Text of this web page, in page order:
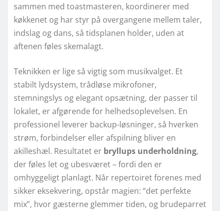
sammen med toastmasteren, koordinerer med
køkkenet og har styr på overgangene mellem taler,
indslag og dans, så tidsplanen holder, uden at
aftenen føles skemalagt.
Teknikken er lige så vigtig som musikvalget. Et
stabilt lydsystem, trådløse mikrofoner,
stemningslys og elegant opsætning, der passer til
lokalet, er afgørende for helhedsoplevelsen. En
professionel leverer backup-løsninger, så hverken
strøm, forbindelser eller afspilning bliver en
akilleshæl. Resultatet er bryllups underholdning,
der føles let og ubesværet – fordi den er
omhyggeligt planlagt. Når repertoiret forenes med
sikker eksekvering, opstår magien: “det perfekte
mix”, hvor gæsterne glemmer tiden, og brudeparret